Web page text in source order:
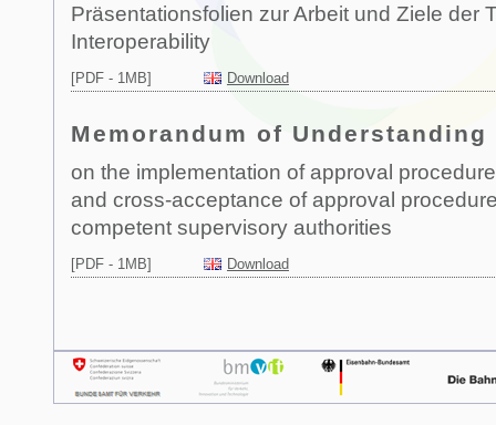
Präsentationsfolien zur Arbeit und Ziele der
Interoperability
[PDF - 1MB] Download
Memorandum of Understanding
on the implementation of approval
and cross-acceptance of approval
competent supervisory authorities
[PDF - 1MB] Download